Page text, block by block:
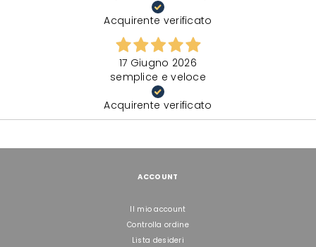
Acquirente verificato
17 Giugno 2026
semplice e veloce
Acquirente verificato
ACCOUNT
Il mio account
Controlla ordine
Lista desideri